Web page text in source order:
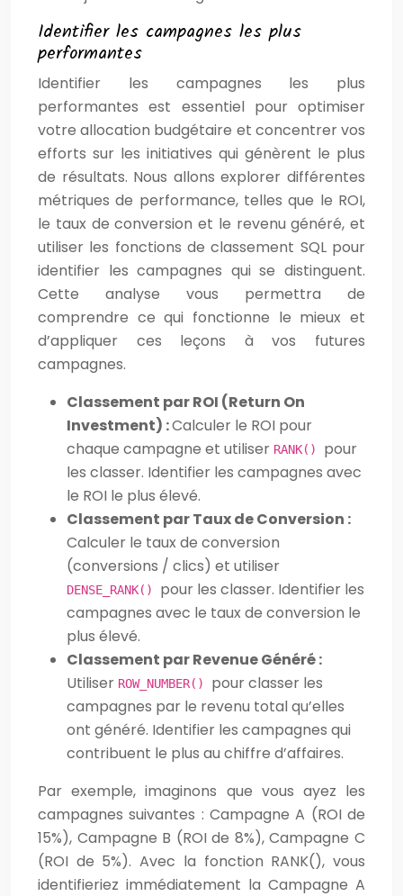
Identifier les campagnes les plus
performantes
Identifier les campagnes les plus
performantes est essentiel pour optimiser
votre allocation budgétaire et concentrer vos
efforts sur les initiatives qui génèrent le plus
de résultats. Nous allons explorer différentes
métriques de performance, telles que le ROI,
le taux de conversion et le revenu généré, et
utiliser les fonctions de classement SQL pour
identifier les campagnes qui se distinguent.
Cette analyse vous permettra de
comprendre ce qui fonctionne le mieux et
d’appliquer ces leçons à vos futures
campagnes.
Classement par ROI (Return On
Investment) :Calculer le ROI pour
chaque campagne et utiliser RANK() pour
les classer. Identifier les campagnes avec
le ROI le plus élevé.
Classement par Taux de Conversion :
Calculer le taux de conversion
(conversions / clics) et utiliser
DENSE_RANK() pour les classer. Identifier les
campagnes avec le taux de conversion le
plus élevé.
Classement par Revenue Généré :
Utiliser ROW_NUMBER() pour classer les
campagnes par le revenu total qu’elles
ont généré. Identifier les campagnes qui
contribuent le plus au chiffre d’affaires.
Par exemple, imaginons que vous ayez les
campagnes suivantes : Campagne A (ROI de
15%), Campagne B (ROI de 8%), Campagne C
(ROI de 5%). Avec la fonction RANK(), vous
identifieriez immédiatement la Campagne A